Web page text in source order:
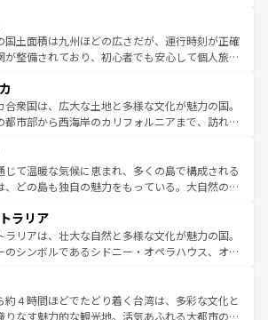
に足を運ぶとそれぞれで全く異なる文化を体験で
きるだろう。 なお、新着のフランス情報はコンテンツ一覧
てほしい。
きな人にはぜひ体験してほしい。 なお、新着の
報はコンテンツ一覧を参照してほしい。
に異なる魅力がある。また、優雅なアフタヌーン
ビール好きにはたまらない英国パブ、サッカー観
本場だからこそできる体験も豊富。イギリスを旅
を参照してほしい。
国土面積は九州ほどの広さだが、運行時刻が正確
が整備されており、初心者でも安心して個人旅行
そのまま残る町や、スイスならではのユニークな
あり、アルプス観光だけでなく町歩きも満喫する
きる。国民の所得が高いため物価も高いが、旅行
費無料で観光を楽しむこともできる。 なお、新
ス情報はコンテンツ一覧 を参照してほしい。
合衆国は、広大な土地と多様な文化が魅力の国。
都市部から西海岸のカリフォルニアまで、訪れる
巨大都市は、観光、ショッピング、エンターテイ
が詰まった刺激的なスポットだ。一方、アメリカ
大自然が広がり、グランドキャニオンやイエロー
ーオーリンズでは、音楽と美食が融合した独特の
力。旅行者はアメリカの各地域で異なる魅力を楽
ら、その多様性と豊かな歴史を感じることができ
な旅のスタイルだ。 なお、新着のアメリカ
ンテンツ一覧を参照してほしい。
じて温暖な気候に恵まれ、多くの島で構成される
、どの島も独自の魅力をもっている。大自然の神
見逃せない。また、定番の観光地といえばオアフ
静かな自然を求めるならマウイ島やカウアイ島が
。エメラルドグリーンに輝く海をはじめ、豊かな
てなしの心で訪れる人々を迎えてくれるハワイの
いしいローカルフードやハワイアンミュージッ
的なフラダンスなど、すべてがハワイの魅力を彩
ラリア
ラリアは、壮大な自然と多様な文化が魅力の国。
のシンボルであるシドニー・オペラハウス、オー
フや大陸中央部にそびえるウルル（エアーズロッ
スマニアの美しい原生林やケアンズの熱帯雨林な
ころがたくさん。また、カフェやワイン、オージ
約４時間ほどでたどり着く台湾は、多彩な文化と
りなす魅力的な観光地。活気あふれる大都市の台